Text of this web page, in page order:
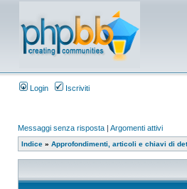
Login Iscriviti
Messaggi senza risposta | Argomenti attivi
Indice » Approfondimenti, articoli e chiavi di